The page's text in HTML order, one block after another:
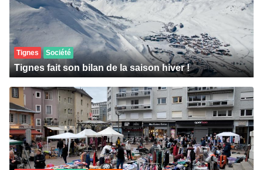
Tignes Société
Tignes fait son bilan de la saison hiver !